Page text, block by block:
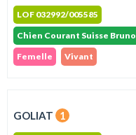
LOF 032992/005585
Chien Courant Suisse Bruno
Femelle
Vivant
GOLIAT 1